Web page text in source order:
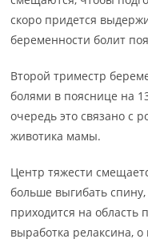
скоро придется
беременности болит
Второй триместр
болями в пояснице на
очередь это связано с
животика мамы.
Центр тяжести
больше выгибать
приходится на область
выработка релаксина,